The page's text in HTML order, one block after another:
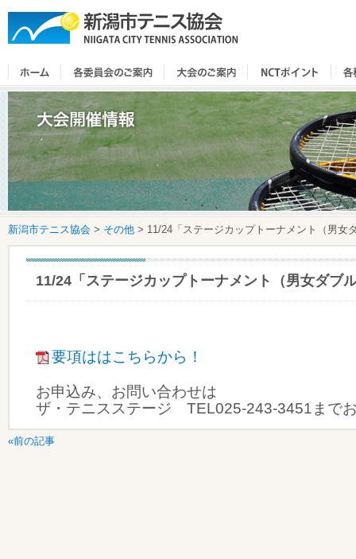
新潟市テニス協会 > その他 > 11/24「ステージカップトーナメント（男
11/24「ステージカップトーナメント（男女ダ
要項ははこちらから！
お申込み、お問い合わせは
ザ・テニスステージ TEL025-243-3451まで
«前の記事